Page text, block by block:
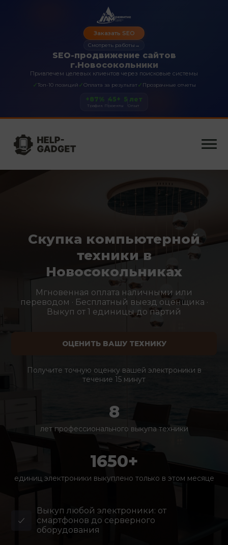
SEO-продвижение сайтов
г.Новосокольники
Привлечем целевых клиентов через поисковые системы
✓Топ-10 позиций ✓Оплата за результат✓ Прозрачные отчеты
Заказать SEO
Смотреть работы →
+87%
Трафик
45+
Проекты
5 лет
Опыт
Скупка компьютерной
техники в
Новосокольниках
Мгновенная оплата наличными или
переводом · Бесплатный выезд оценщика ·
Выкуп от 1 единицы до партий
ОЦЕНИТЬ ВАШУ ТЕХНИКУ
Получите точную оценку вашей электроники в
течение 15 минут
8
лет профессионального выкупа техники
1650+
единиц электроники выкуплено только в этом месяце
Выкуп любой электроники: от
смартфонов до серверного
оборудования